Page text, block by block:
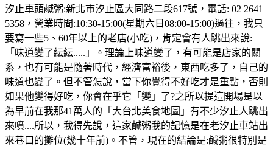
汐止車頭鹹粥:新北市汐止區大同路二段617號，電話: 02 2641
5358，營業時間:10:30-15:00(星期六日08:00-15:00)過往，我只
要寫一些5、60年以上的老店(小吃)，肯定會有人跳出來說:
「味道變了紜紜.....」。理論上味道變了，有可能是店家的關
系，也有可能是隨著時代，經濟富裕後，東西吃多了，自己的
味道也變了。但不管怎說，當下你覺得不好吃才是重點，否則
如果他變得好吃，你會在乎它「變」了?之所以提這開場是以
為早前在我那41萬人的「大台北美食地圖」有不少汐止人跳出
來噴....所以，我得先說，這家鹹粥我的記憶是在老汐止車站出
來巷口的攤位(幾十年前)。不管，現在的結論是:鹹粥很特別是